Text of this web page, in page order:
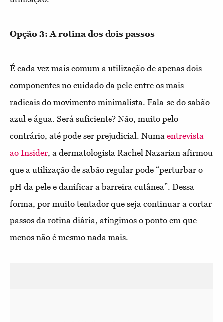
Opção 3: A rotina dos dois passos
É cada vez mais comum a utilização de apenas dois
componentes no cuidado da pele entre os mais
radicais do movimento minimalista. Fala-se do sabão
azul e água. Será suficiente? Não, muito pelo
contrário, até pode ser prejudicial. Numa entrevista
ao Insider, a dermatologista Rachel Nazarian afirmou
que a utilização de sabão regular pode “perturbar o
pH da pele e danificar a barreira cutânea”. Dessa
forma, por muito tentador que seja continuar a cortar
passos da rotina diária, atingimos o ponto em que
menos não é mesmo nada mais.